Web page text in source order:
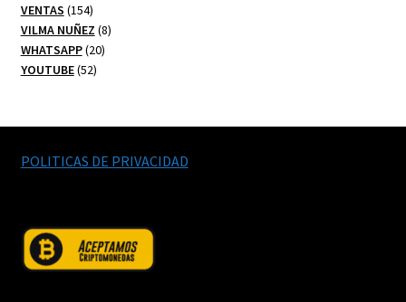
VENTAS 154154
productos
VILMA NUÑEZ 88
WHATSAPP 2020
YOUTUBE 5252
POLITICAS DE PRIVACIDAD